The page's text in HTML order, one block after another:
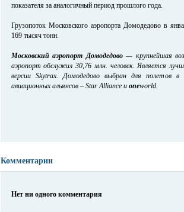
показателя за аналогичный период прошлого года.
Грузопоток Московского аэропорта Домодедово в
169 тысяч тонн.
Московский аэропорт Домодедово— крупнейшая
аэропорт обслужил 30,76 млн. человек. Является
версии Skytrax. Домодедово выбран для полетов
авиационных альянсов – Star Alliance и oneworld.
Комментарии
Нет ни одного комментария